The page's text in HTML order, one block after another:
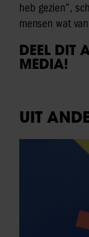
heb gezien”,
mensen wat
DEEL DIT
MEDIA!
UIT